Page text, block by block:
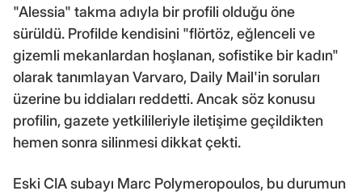
"Alessia" takma adıyla bir profili olduğu öne
sürüldü. Profilde kendisini "flörtöz, eğlenceli ve
gizemli mekanlardan hoşlanan, sofistike bir kadın"
olarak tanımlayan Varvaro, Daily Mail'in soruları
üzerine bu iddiaları reddetti. Ancak söz konusu
profilin, gazete yetkilileriyle iletişime geçildikten
hemen sonra silinmesi dikkat çekti.
Eski CIA subayı Marc Polymeropoulos, bu durumun